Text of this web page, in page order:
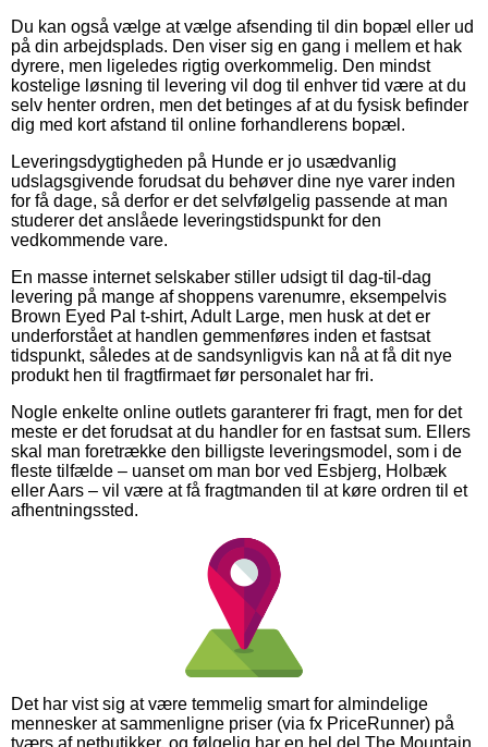
Du kan også vælge at vælge afsending til din bopæl eller ud
på din arbejdsplads. Den viser sig en gang i mellem et hak
dyrere, men ligeledes rigtig overkommelig. Den mindst
kostelige løsning til levering vil dog til enhver tid være at du
selv henter ordren, men det betinges af at du fysisk befinder
dig med kort afstand til online forhandlerens bopæl.
Leveringsdygtigheden på Hunde er jo usædvanlig
udslagsgivende forudsat du behøver dine nye varer inden
for få dage, så derfor er det selvfølgelig passende at man
studerer det anslåede leveringstidspunkt for den
vedkommende vare.
En masse internet selskaber stiller udsigt til dag-til-dag
levering på mange af shoppens varenumre, eksempelvis
Brown Eyed Pal t-shirt, Adult Large, men husk at det er
underforstået at handlen gemmenføres inden et fastsat
tidspunkt, således at de sandsynligvis kan nå at få dit nye
produkt hen til fragtfirmaet før personalet har fri.
Nogle enkelte online outlets garanterer fri fragt, men for det
meste er det forudsat at du handler for en fastsat sum. Ellers
skal man foretrække den billigste leveringsmodel, som i de
fleste tilfælde – uanset om man bor ved Esbjerg, Holbæk
eller Aars – vil være at få fragtmanden til at køre ordren til et
afhentningssted.
Det har vist sig at være temmelig smart for almindelige
mennesker at sammenligne priser (via fx PriceRunner) på
tværs af netbutikker, og følgelig har en hel del The Mountain